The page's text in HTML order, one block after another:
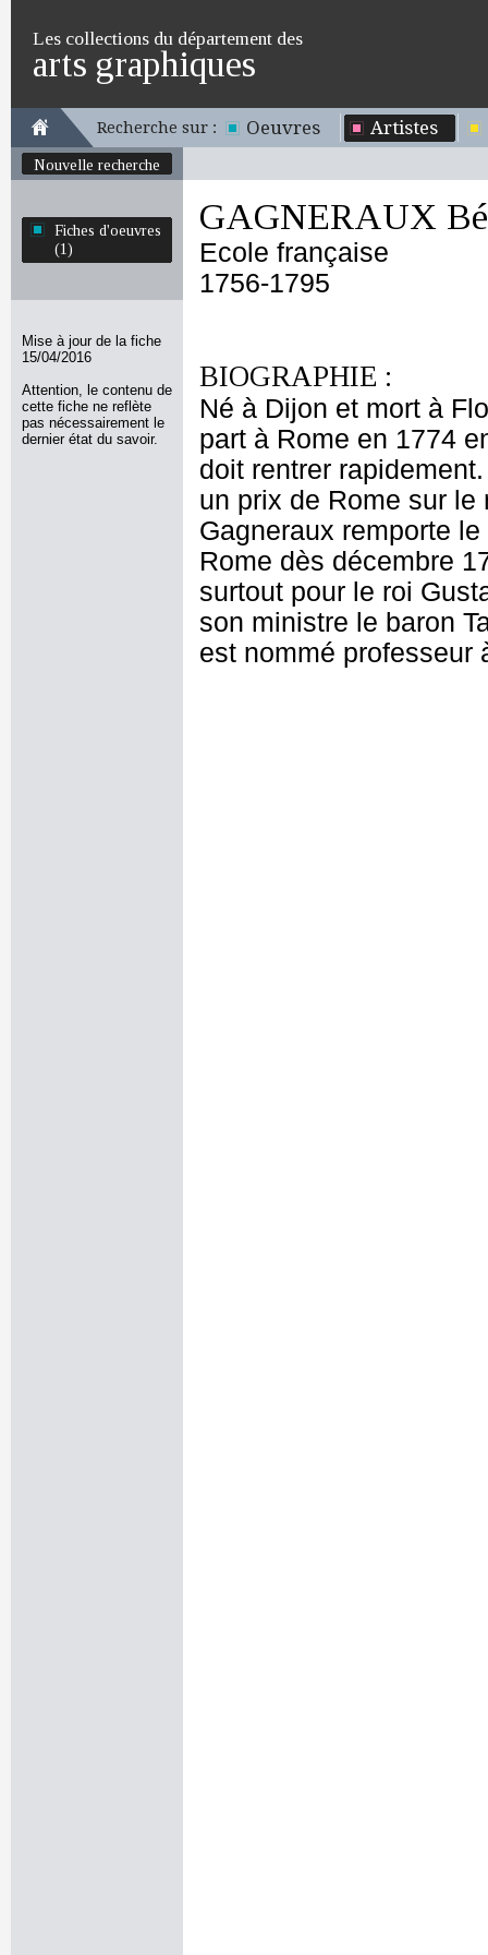
Les collections du département des
arts graphiques
Recherche sur : Oeuvres Artistes
Nouvelle recherche
Fiches d'oeuvres
(1)
Mise à jour de la fiche
15/04/2016
Attention, le contenu de
cette fiche ne reflète
pas nécessairement le
dernier état du savoir.
GAGNERAUX
Ecole française
1756-1795
BIOGRAPHIE :
Né à Dijon et mort à
part à Rome en 1774
doit rentrer
un prix de Rome sur
Gagneraux remporte
Rome dès décembre
surtout pour le roi
son ministre le baron
est nommé professeur